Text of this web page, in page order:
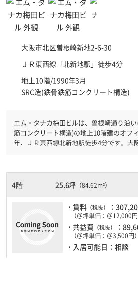
大阪市北区曽根崎新地2-6-30
ＪＲ東西線「北新地駅 」徒歩4分
地上10階/1990年3月
SRC造(鉄骨鉄筋コンクリート構造)
エム・タナカ梅田ビルは、曽根崎通り沿
筋コンクリート構造)の地上10階建のオフィスビ
年、ＪＲ東西線北新地駅徒歩4分です。大
ますので、地震対策を検討されている方
日も利用可能になりますので自由に出入
4階 25.6坪（84.62m²）
・賃料 （税抜） ：
（＠坪単価：＠12,000円
・共益費 （税抜） ：
（＠坪単価：＠3,500円）
・入居可能日：相談